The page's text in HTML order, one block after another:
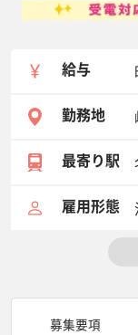
給与
勤務地
最寄り駅
雇用形態
募集要項